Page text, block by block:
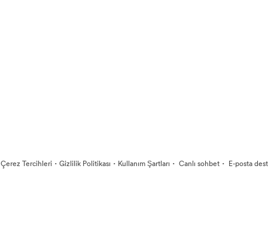
Çerez Tercihleri · Gizlilik Politikası · Kullanım Şartları · Canlı sohbet · E-posta